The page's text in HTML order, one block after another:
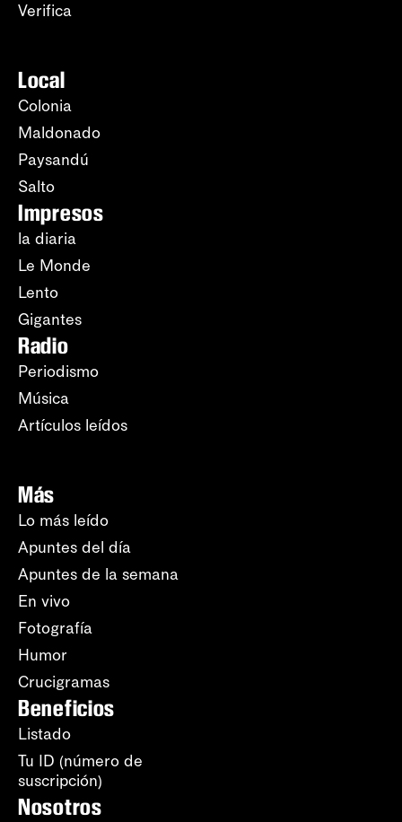
Verifica
Local
Colonia
Maldonado
Paysandú
Salto
Impresos
la diaria
Le Monde
Lento
Gigantes
Radio
Periodismo
Música
Artículos leídos
Más
Lo más leído
Apuntes del día
Apuntes de la semana
En vivo
Fotografía
Humor
Crucigramas
Beneficios
Listado
Tu ID (número de
suscripción)
Nosotros